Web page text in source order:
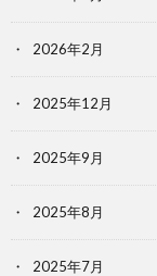
2026年2月
2025年12月
2025年9月
2025年8月
2025年7月